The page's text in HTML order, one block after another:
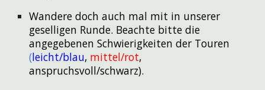
Wandere doch auch mal mit in unserer
geselligen Runde. Beachte bitte die
angegebenen Schwierigkeiten der Touren
(leicht/blau, mittel/rot,
anspruchsvoll/schwarz).